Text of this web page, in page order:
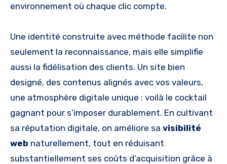
environnement où chaque clic compte.
Une identité construite avec méthode facilite non
seulement la reconnaissance, mais elle simplifie
aussi la fidélisation des clients. Un site bien
designé, des contenus alignés avec vos valeurs,
une atmosphère digitale unique : voilà le cocktail
gagnant pour s’imposer durablement. En cultivant
sa réputation digitale, on améliore sa visibilité
web naturellement, tout en réduisant
substantiellement ses coûts d’acquisition grâce à